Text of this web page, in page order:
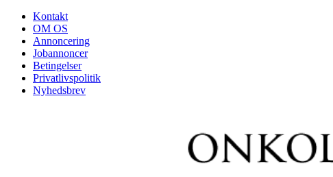
Kontakt
OM OS
Annoncering
Jobannoncer
Betingelser
Privatlivspolitik
Nyhedsbrev